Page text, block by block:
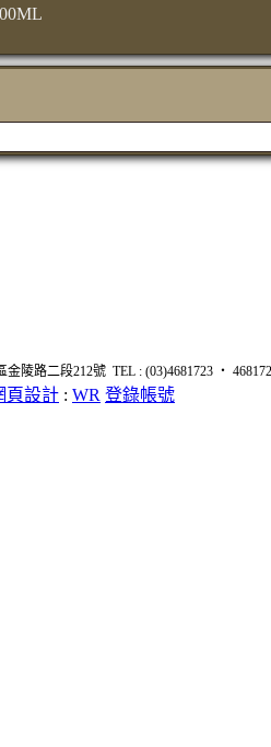
陵路二段212號 TEL : (03)4681723 ‧
頁設計 : WR 登錄帳號